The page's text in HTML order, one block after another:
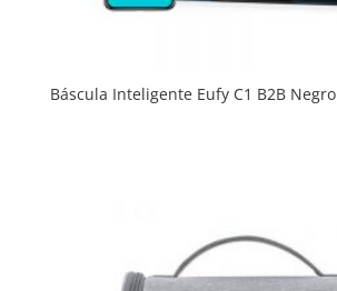
Báscula Inteligente Eufy C1 B2B Negro